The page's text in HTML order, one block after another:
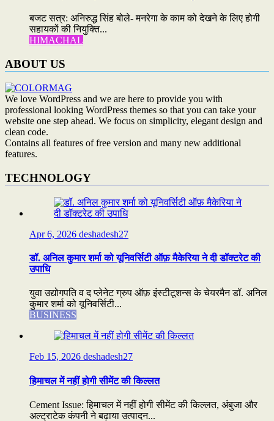
बजट सत्र: अनिरुद्ध सिंह बोले- मनरेगा के काम को देखने के लिए होगी
सहायकों की नियुक्ति...
HIMACHAL
ABOUT US
We love WordPress and we are here to provide you with
professional looking WordPress themes so that you can take your
website one step ahead. We focus on simplicity, elegant design and
clean code.
Contains all features of free version and many new additional
features.
TECHNOLOGY
Apr 6, 2026 deshadesh27
डॉ. अनिल कुमार शर्मा को यूनिवर्सिटी ऑफ़ मैकेरिया ने दी डॉक्टरेट की
उपाधि
युवा उद्योगपति व द प्लेनेट ग्रुप ऑफ़ इंस्टीटूशन्स के चेयरमैन डॉ. अनिल
कुमार शर्मा को यूनिवर्सिटी...
BUSINESS
Feb 15, 2026 deshadesh27
हिमाचल में नहीं होगी सीमेंट की किल्लत
Cement Issue: हिमाचल में नहीं होगी सीमेंट की किल्लत, अंबुजा और
अल्ट्राटेक कंपनी ने बढ़ाया उत्पादन...